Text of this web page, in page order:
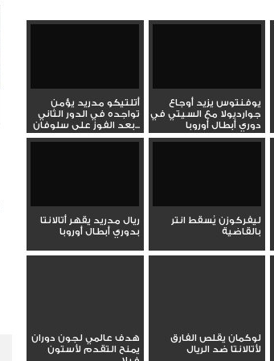
يوفنتوس يزيد أوجاع
جوارديولا مع السيتي في
دوري أبطال أوروبا
أتلتيكو مدريد يؤمن
تواجده في الدور الثاني
بعد الفوز على سلوفان...
ليفركوزن يُسقط انتر
بالقاضية
ريال مدريد يقهر أتالانتا
بدوري أبطال أوروبا
لوكمان يقلص الفارق
لأتالانتا ضد الريال
هدف عالمي لجون دوران
يمنح التقدم لأستون